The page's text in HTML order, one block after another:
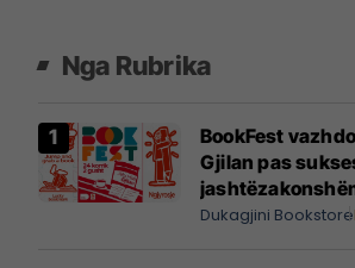
Nga Rubrika
BookFest
Gjilan pas
Dukagjini Bookstore